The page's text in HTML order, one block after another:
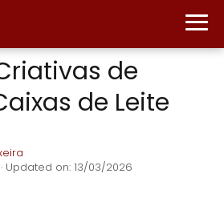
de
de Leite
· Updated on: 13/03/2026